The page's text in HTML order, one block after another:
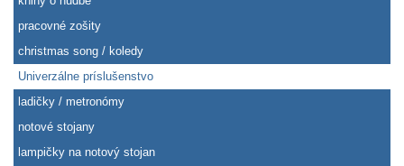
pracovné zošity
christmas song / koledy
Univerzálne príslušenstvo
ladičky / metronómy
notové stojany
lampičky na notový stojan